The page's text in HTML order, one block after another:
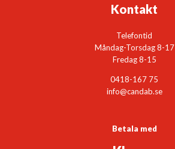
Kontakt
Telefontid
Måndag-Torsdag 8-17
Fredag 8-15
0418-167 75
info@candab.se
Betala med